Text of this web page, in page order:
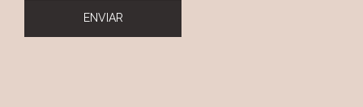
ENVIAR